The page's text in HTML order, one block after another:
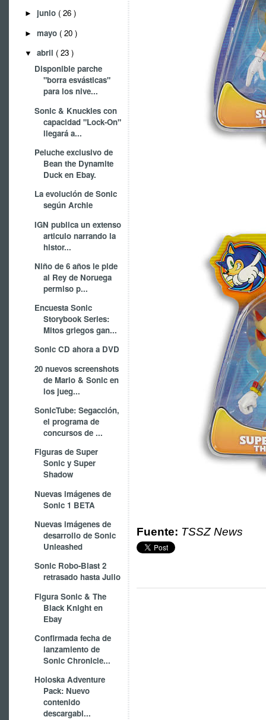
► junio ( 26 )
► mayo ( 20 )
▼ abril ( 23 )
Disponible parche
"borra esvásticas"
para los nive...
Sonic & Knuckles con
capacidad "Lock-On"
llegará a...
Peluche exclusivo de
Bean the Dynamite
Duck en Ebay.
La evolución de Sonic
según Archie
IGN publica un extenso
articulo narrando la
histor...
Niño de 6 años le pide
al Rey de Noruega
permiso p...
Encuesta Sonic
Storybook Series:
Mitos griegos gan...
Sonic CD ahora a DVD
20 nuevos screenshots
de Mario & Sonic en
los jueg...
SonicTube: Segacción,
el programa de
concursos de ...
Figuras de Super
Sonic y Super
Shadow
Nuevas imágenes de
Sonic 1 BETA
Nuevas imágenes de
desarrollo de Sonic
Unleashed
Sonic Robo-Blast 2
retrasado hasta Julio
Figura Sonic & The
Black Knight en
Ebay
Confirmada fecha de
lanzamiento de
Sonic Chronicle...
Holoska Adventure
Pack: Nuevo
contenido
descargabl...
Fuente: TSSZ News